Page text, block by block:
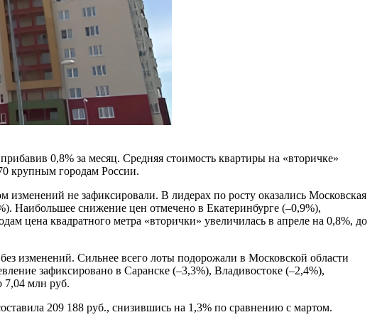
0,8% за месяц. Средняя стоимость квартиры на «вторичке»
крупным городам России.
не зафиксировали. В лидерах по росту оказались Московская
Наибольшее снижение цен отмечено в Екатеринбурге (–0,9%),
цена квадратного метра «вторички» увеличилась в апреле на 0,8%, до
изменений. Сильнее всего лоты подорожали в Московской области
зафиксировано в Саранске (–3,3%), Владивостоке (–2,4%),
7,04 млн руб.
209 188 руб., снизившись на 1,3% по сравнению с мартом.